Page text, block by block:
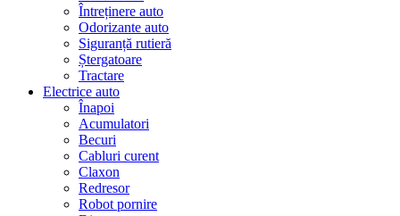
Întreținere auto
Odorizante auto
Siguranță rutieră
Ștergatoare
Tractare
Electrice auto
Înapoi
Acumulatori
Becuri
Cabluri curent
Claxon
Redresor
Robot pornire